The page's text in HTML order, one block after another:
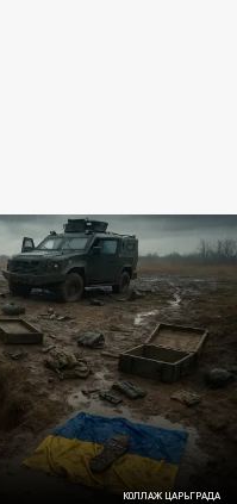
КОЛЛАЖ ЦАРЬГРАДА